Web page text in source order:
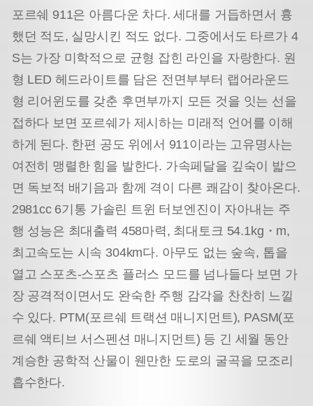
포르쉐 911은 아름다운 차다. 세대를 거듭하면서 흉
했던 적도, 실망시킨 적도 없다. 그중에서도 타르가 4
S는 가장 미학적으로 균형 잡힌 라인을 자랑한다. 원
형 LED 헤드라이트를 담은 전면부부터 랩어라운드
형 리어윈도를 갖춘 후면부까지 모든 것을 잇는 선을
접하다 보면 포르쉐가 제시하는 미래적 언어를 이해
하게 된다. 한편 공도 위에서 911이라는 고유명사는
여전히 맹렬한 힘을 발한다. 가속페달을 깊숙이 밟으
면 독보적 배기음과 함께 격이 다른 쾌감이 찾아온다.
2981cc 6기통 가솔린 트윈 터보엔진이 자아내는 주
행 성능은 최대출력 458마력, 최대토크 54.1kg・m,
최고속도는 시속 304km다. 아무도 없는 숲속, 톱을
열고 스포츠-스포츠 플러스 모드를 넘나들다 보면 가
장 공격적이면서도 완숙한 주행 감각을 찬찬히 느낄
수 있다. PTM(포르쉐 트랙션 매니지먼트), PASM(포
르쉐 액티브 서스펜션 매니지먼트) 등 긴 세월 동안
계승한 공학적 산물이 웬만한 도로의 굴곡을 모조리
흡수한다.